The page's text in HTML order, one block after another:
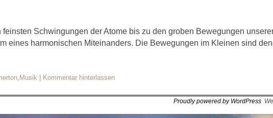
Schwingungen der Atome bis zu den groben Bewegungen
eines harmonischen Miteinanders. Die Bewegungen im Kleinen sind
, Musik Kommentar hinterlassen
Proudly powered by WordPress